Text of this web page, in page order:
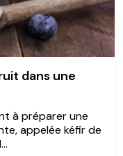
dans une
à préparer une
appelée kéfir de